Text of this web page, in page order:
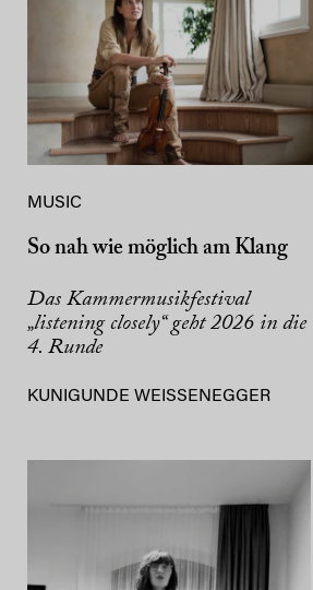
MUSIC
So nah wie möglich am Klang
Das Kammermusikfestival
„listening closely“ geht 2026 in die
4. Runde
KUNIGUNDE WEISSENEGGER